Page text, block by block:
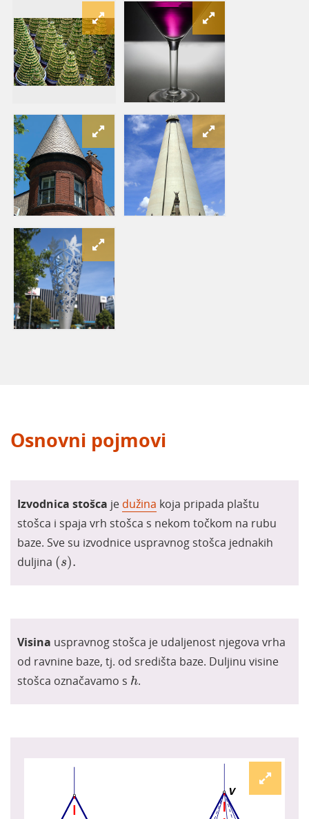
Osnovni pojmovi
Izvodnica stošca je dužina koja pripada plaštu
stošca i spaja vrh stošca s nekom točkom na rubu
baze. Sve su izvodnice uspravnog stošca jednakih
duljina (s).
s.
Visina uspravnog stošca je udaljenost njegova vrha
od ravnine baze, tj. od središta baze. Duljinu visine
stošca označavamo s h
h.